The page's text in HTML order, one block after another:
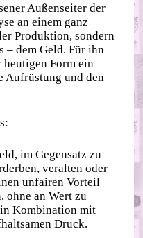
Außenseiter der
an einem ganz
Produktion, sondern
– dem Geld. Für ihn
heutigen Form ein
Aufrüstung und den
im Gegensatz zu
veralten oder
unfairen Vorteil
ohne an Wert zu
Kombination mit
Druck.